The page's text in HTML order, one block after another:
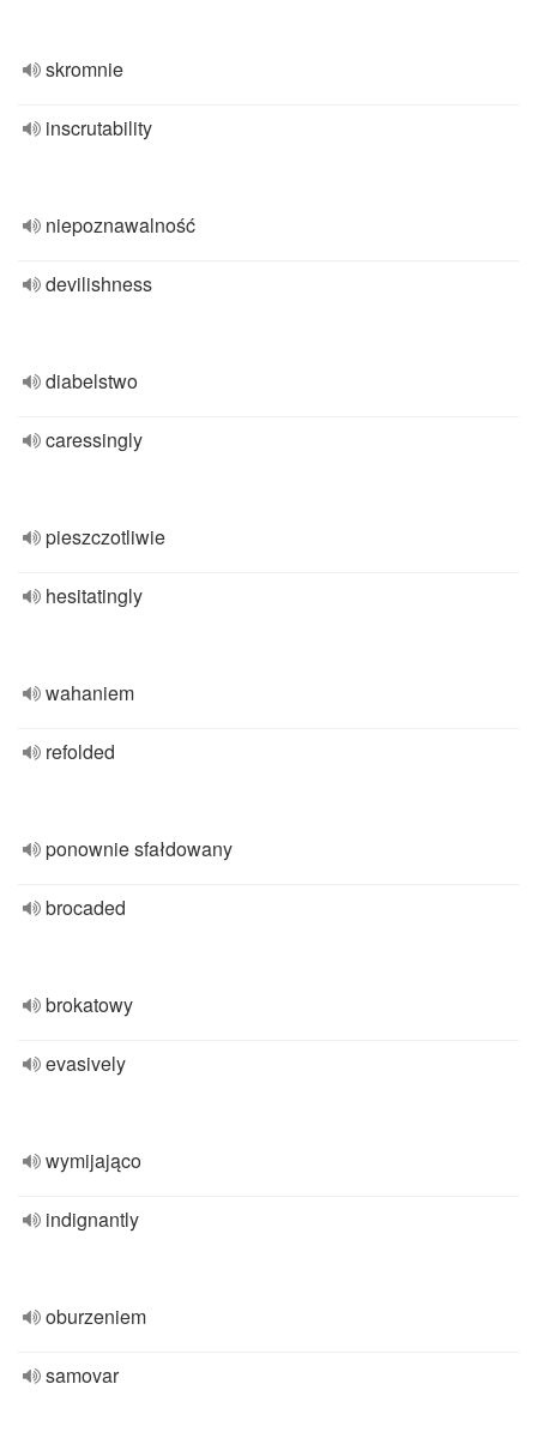
skromnie
inscrutability
niepoznawalność
devilishness
diabelstwo
caressingly
pieszczotliwie
hesitatingly
wahaniem
refolded
ponownie sfałdowany
brocaded
brokatowy
evasively
wymijająco
indignantly
oburzeniem
samovar